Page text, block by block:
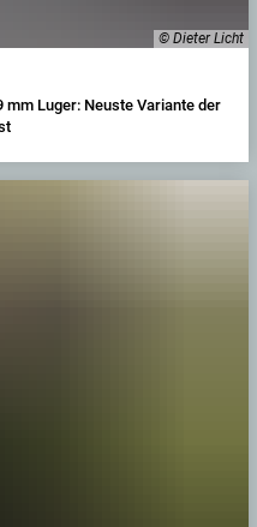
© Dieter Licht
mm Luger: Neuste Variante der